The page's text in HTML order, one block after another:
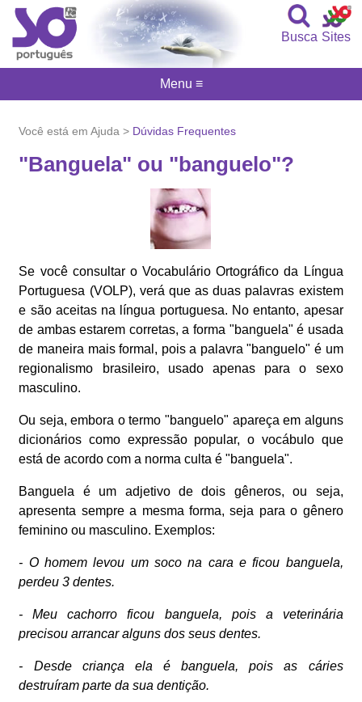
Sites
Busca
Você está em Ajuda > Dúvidas Frequentes
"Banguela" ou "banguelo"?
Se você consultar o Vocabulário Ortográfico da Língua
Portuguesa (VOLP), verá que as duas palavras existem
e são aceitas na língua portuguesa. No entanto, apesar
de ambas estarem corretas, a forma "banguela" é usada
de maneira mais formal, pois a palavra "banguelo" é um
regionalismo brasileiro, usado apenas para o sexo
masculino.
Ou seja, embora o termo "banguelo" apareça em alguns
dicionários como expressão popular, o vocábulo que
está de acordo com a norma culta é "banguela".
Banguela é um adjetivo de dois gêneros, ou seja,
apresenta sempre a mesma forma, seja para o gênero
feminino ou masculino. Exemplos:
- O homem levou um soco na cara e ficou banguela,
perdeu 3 dentes.
- Meu cachorro ficou banguela, pois a veterinária
precisou arrancar alguns dos seus dentes.
- Desde criança ela é banguela, pois as cáries
destruíram parte da sua dentição.